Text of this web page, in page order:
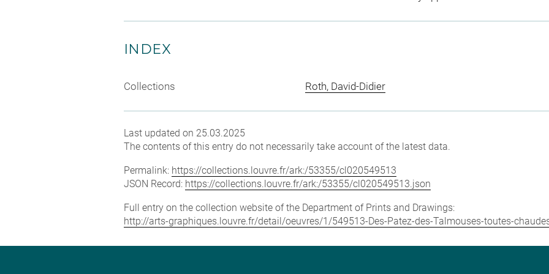
INDEX
Collections Roth, David-Didier
Last updated on 25.03.2025
The contents of this entry do not necessarily take account of the latest data.
Permalink: https://collections.louvre.fr/ark:/53355/cl020549513
JSON Record: https://collections.louvre.fr/ark:/53355/cl020549513.json
Full entry on the collection website of the Department of Prints and Drawings:
http://arts-graphiques.louvre.fr/detail/oeuvres/1/549513-Des-Patez-des-Talmouses-toutes-